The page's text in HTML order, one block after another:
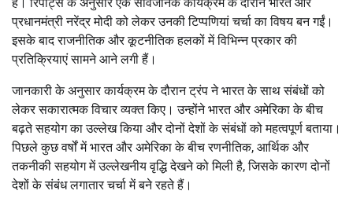
प्रधानमंत्री नरेंद्र मोदी को लेकर उनकी टिप्पणियां चर्चा का विषय बन गईं।
इसके बाद राजनीतिक और कूटनीतिक हलकों में विभिन्न प्रकार की
प्रतिक्रियाएं सामने आने लगी हैं।
जानकारी के अनुसार कार्यक्रम के दौरान ट्रंप ने भारत के साथ संबंधों को
लेकर सकारात्मक विचार व्यक्त किए। उन्होंने भारत और अमेरिका के बीच
बढ़ते सहयोग का उल्लेख किया और दोनों देशों के संबंधों को महत्वपूर्ण बताया।
पिछले कुछ वर्षों में भारत और अमेरिका के बीच रणनीतिक, आर्थिक और
तकनीकी सहयोग में उल्लेखनीय वृद्धि देखने को मिली है, जिसके कारण दोनों
देशों के संबंध लगातार चर्चा में बने रहते हैं।